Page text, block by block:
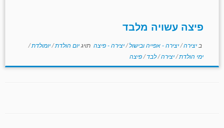
פיצה עשויה מלבד
ב יצירה/יצירה - אפייה ובישול/יצירה - פיצה תויגיום הולדת/יומולדת/
ימי הולדת/יצירה/לבד/פיצה